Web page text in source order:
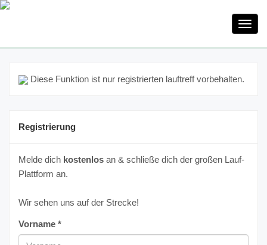
Diese Funktion ist nur registrierten lauftreff vorbehalten.
Registrierung
Melde dich kostenlos an & schließe dich der großen Lauf-
Plattform an.
Wir sehen uns auf der Strecke!
Vorname *